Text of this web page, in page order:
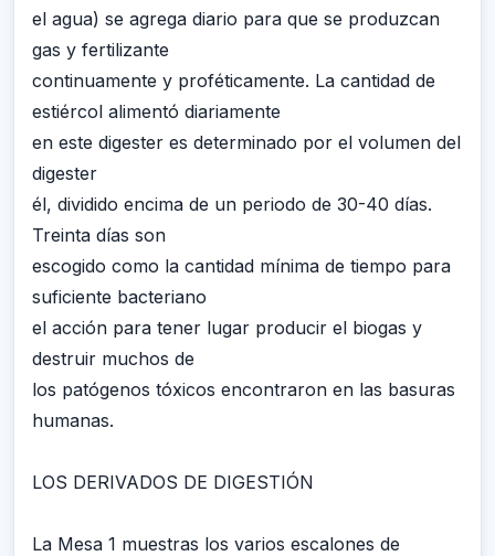
el agua) se agrega diario para que se produzcan
gas y fertilizante
continuamente y proféticamente. La cantidad de
estiércol alimentó diariamente
en este digester es determinado por el volumen del
digester
él, dividido encima de un periodo de 30-40 días.
Treinta días son
escogido como la cantidad mínima de tiempo para
suficiente bacteriano
el acción para tener lugar producir el biogas y
destruir muchos de
los patógenos tóxicos encontraron en las basuras
humanas.
LOS DERIVADOS DE DIGESTIÓN
La Mesa 1 muestras los varios escalones de